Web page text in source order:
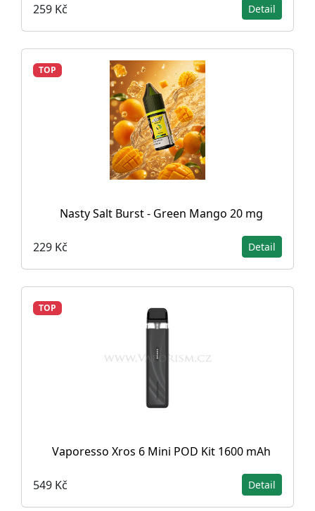
259 Kč Detail
TOP
Nasty Salt Burst - Green Mango 20 mg
229 Kč Detail
TOP
Vaporesso Xros 6 Mini POD Kit 1600 mAh
549 Kč Detail